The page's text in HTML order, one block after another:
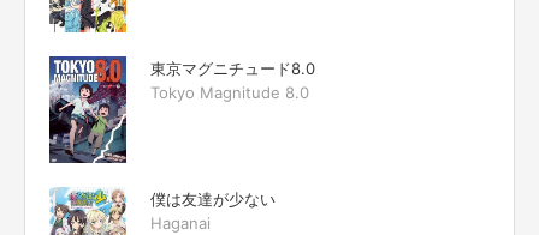
東京マグニチュード8.0
Tokyo Magnitude 8.0
僕は友達が少ない
Haganai